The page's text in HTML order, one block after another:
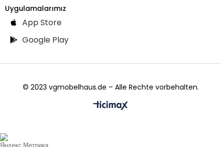
Uygulamalarımız
App Store
Google Play
© 2023 vgmobelhaus.de – Alle Rechte vorbehalten.